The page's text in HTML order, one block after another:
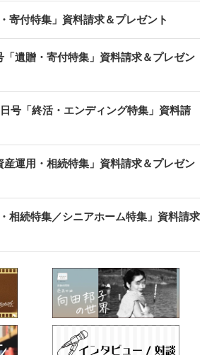
寄付特集」資料請求＆プレゼント
遺贈・寄付特集」資料請求＆プレゼン
号「終活・エンディング特集」資料請
産運用・相続特集」資料請求＆プレゼン
相続特集／シニアホーム特集」資料請求